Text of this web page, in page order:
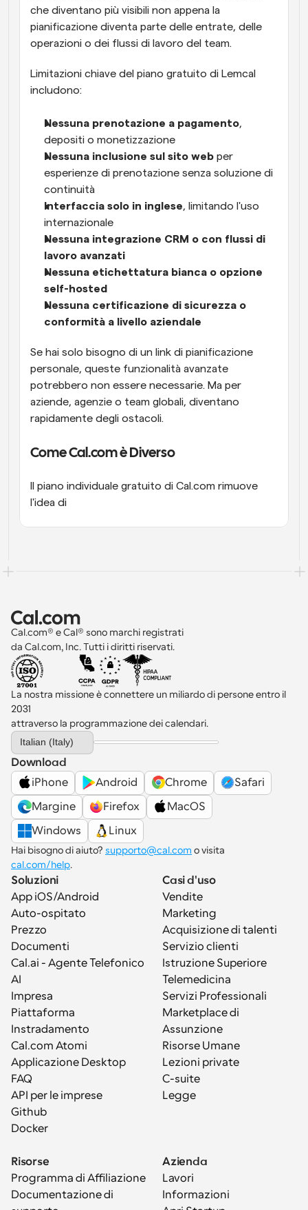
che diventano più visibili non appena la
pianificazione diventa parte delle entrate, delle
operazioni o dei flussi di lavoro del team.
Limitazioni chiave del piano gratuito di Lemcal
includono:
Nessuna prenotazione a pagamento,
depositi o monetizzazione
Nessuna inclusione sul sito web per
esperienze di prenotazione senza soluzione di
continuità
Interfaccia solo in inglese, limitando l'uso
internazionale
Nessuna integrazione CRM o con flussi di
lavoro avanzati
Nessuna etichettatura bianca o opzione
self-hosted
Nessuna certificazione di sicurezza o
conformità a livello aziendale
Se hai solo bisogno di un link di pianificazione
personale, queste funzionalità avanzate
potrebbero non essere necessarie. Ma per
aziende, agenzie o team globali, diventano
rapidamente degli ostacoli.
Come Cal.com è Diverso
Il piano individuale gratuito di Cal.com rimuove
l'idea di
Cal.com® e Cal® sono marchi registrati
da Cal.com, Inc. Tutti i diritti riservati.
La nostra missione è connettere un miliardo di persone entro il
2031
attraverso la programmazione dei calendari.
Select Language
Italian (Italy)
Download
iPhone
Android Chrome
Safari
Margine
Firefox
MacOS
Windows
Linux
Hai bisogno di aiuto? supporto@cal.com
cal.com/help.
Soluzioni
App iOS/Android
Auto-ospitato
Prezzo
Documenti
Cal.ai - Agente Telefonico
AI
Impresa
Piattaforma
Instradamento
Cal.com Atomi
Applicazione Desktop
FAQ
API per le imprese
Github
Docker
Casi d'uso
Vendite
Marketing
Acquisizione di talenti
Servizio clienti
Istruzione Superiore
Telemedicina
Servizi Professionali
Marketplace di
Assunzione
Risorse Umane
Lezioni private
C-suite
Legge
Risorse
Programma di Affiliazione
Documentazione di
Azienda
Lavori
Informazioni